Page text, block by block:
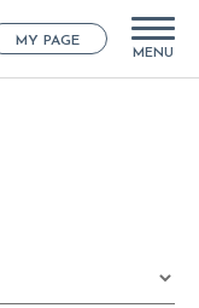
MY PAGE
MENU